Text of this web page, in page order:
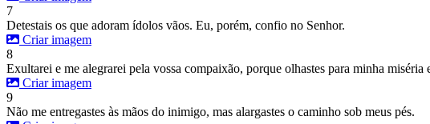
7
Detestais os que adoram ídolos vãos. Eu, porém, confio no Senhor.
Criar imagem
8
Exultarei e me alegrarei pela vossa compaixão, porque olhastes para minha miséria
Criar imagem
9
Não me entregastes às mãos do inimigo, mas alargastes o caminho sob meus pés.